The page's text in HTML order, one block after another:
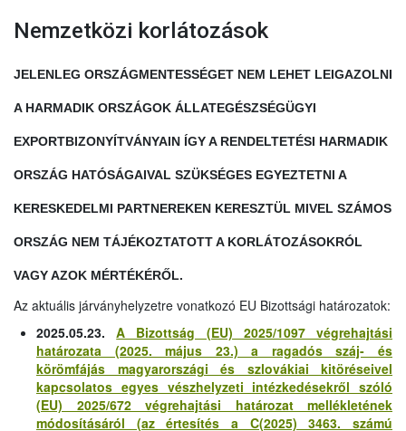
Nemzetközi korlátozások
JELENLEG ORSZÁGMENTESSÉGET NEM LEHET LEIGAZOLNI
A HARMADIK ORSZÁGOK ÁLLATEGÉSZSÉGÜGYI
EXPORTBIZONYÍTVÁNYAIN ÍGY A RENDELTETÉSI HARMADIK
ORSZÁG HATÓSÁGAIVAL SZÜKSÉGES EGYEZTETNI A
KERESKEDELMI PARTNEREKEN KERESZTÜL MIVEL SZÁMOS
ORSZÁG NEM TÁJÉKOZTATOTT A KORLÁTOZÁSOKRÓL
VAGY AZOK MÉRTÉKÉRŐL.
Az aktuális járványhelyzetre vonatkozó EU Bizottsági határozatok:
2025.05.23.A Bizottság (EU) 2025/1097 végrehajtási
határozata (2025. május 23.) a ragadós száj- és
körömfájás magyarországi és szlovákiai kitöréseivel
kapcsolatos egyes vészhelyzeti intézkedésekről szóló
(EU) 2025/672 végrehajtási határozat mellékletének
módosításáról (az értesítés a C(2025) 3463. számú